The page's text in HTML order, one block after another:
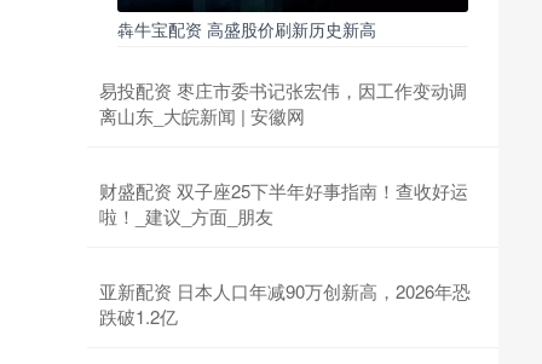
犇牛宝配资 高盛股价刷新历史新高
易投配资 枣庄市委书记张宏伟，因工作变动调
离山东_大皖新闻 | 安徽网
财盛配资 双子座25下半年好事指南！查收好运
啦！_建议_方面_朋友
亚新配资 日本人口年减90万创新高，2026年恐
跌破1.2亿